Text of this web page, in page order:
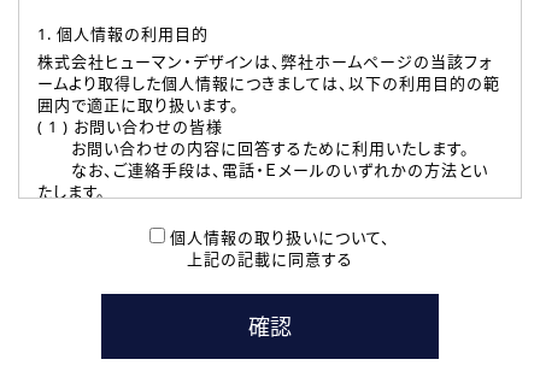
1. 個人情報の利用目的
株式会社ヒューマン・デザインは、弊社ホームページの当該フォ
ームより取得した個人情報につきましては、以下の利用目的の範
囲内で適正に取り扱います。
( 1 ) お問い合わせの皆様
お問い合わせの内容に回答するために利用いたします。
なお、ご連絡手段は、電話・Ｅメールのいずれかの方法とい
たします。
本登録に関するご連絡および本登録時の参考情報として利
たします。
( 3 ) スタッフ派遣を検討されている企業の皆様
お問い合わせの内容に回答するために利用いたします。
なお、ご連絡手段は、電話・Ｅメールのいずれかの方法とい
個人情報の取り扱いについて、
上記の記載に同意する